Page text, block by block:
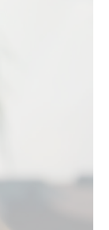
ーヒー
ーヒー
で満喫
験